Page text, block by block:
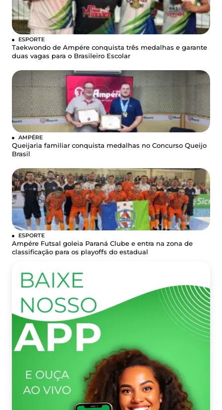
ESPORTE
Taekwondo de Ampére conquista três medalhas e garante
duas vagas para o Brasileiro Escolar
AMPÉRE
Queijaria familiar conquista medalhas no Concurso Queijo
Brasil
ESPORTE
Ampére Futsal goleia Paraná Clube e entra na zona de
classificação para os playoffs do estadual